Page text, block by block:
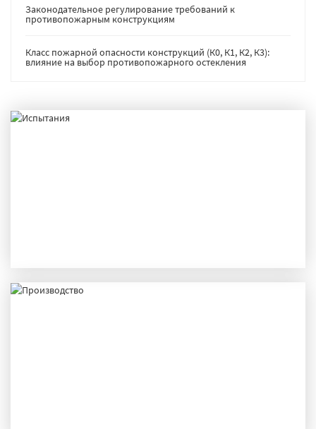
Законодательное регулирование требований к
противопожарным конструкциям
Класс пожарной опасности конструкций (К0, К1, К2, К3):
влияние на выбор противопожарного остекления